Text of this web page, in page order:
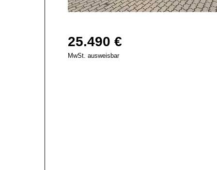
25.490 €
MwSt. ausweisbar